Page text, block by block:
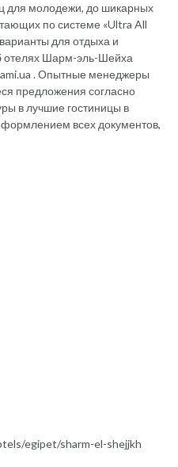
для молодежи, до шикарных
по системе «Ultra All
для отдыха и
отелях Шарм-эль-Шейха
. Опытные менеджеры
предложения согласно
в лучшие гостиницы в
всех документов,
egipet/sharm-el-shejjkh